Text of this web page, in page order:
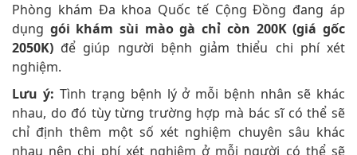
Phòng khám Đa khoa Quốc tế Cộng Đồng đang áp
dụng gói khám sùi mào gà chỉ còn 200K (giá gốc
2050K) để giúp người bệnh giảm thiểu chi phí xét
nghiệm.
Lưu ý: Tình trạng bệnh lý ở mỗi bệnh nhân sẽ khác
nhau, do đó tùy từng trường hợp mà bác sĩ có thể sẽ
chỉ định thêm một số xét nghiệm chuyên sâu khác
nhau nên chi phí xét nghiệm ở mỗi người có thể sẽ